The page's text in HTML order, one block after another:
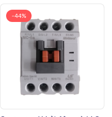
-44%